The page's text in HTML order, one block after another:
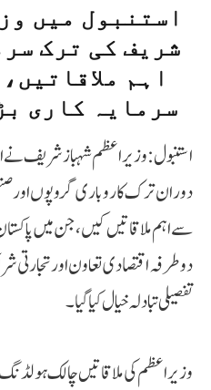
استنبول میں
شریف کی ترک
اہم
سرمایہ کاری
استنبول: وزیراعظم شہباز شریف
دوران ترک کاروباری گروپوں اور
سے اہم ملاقاتیں کیں، جن میں
دوطرفہ اقتصادی تعاون اور
تفصیلی تبادلہ خیال کیا گیا۔